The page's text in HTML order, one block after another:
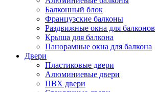
Балконный блок
Французские балконы
Раздвижные окна для балконов
Крыша для балкона
Панорамные окна для балкона
Двери
Пластиковые двери
Алюминиевые двери
ПВХ двери